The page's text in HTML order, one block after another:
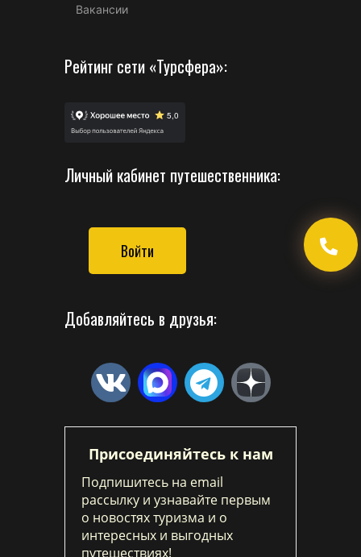
Вакансии
Рейтинг сети «Турсфера»:
Личный кабинет путешественника:
Войти
Добавляйтесь в друзья:
Присоединяйтесь к нам
Подпишитесь на email
рассылку и узнавайте первым
о новостях туризма и о
интересных и выгодных
путешествиях!